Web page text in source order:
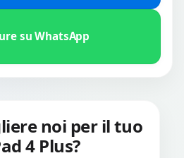
su WhatsApp
noi per il tuo
4 Plus?